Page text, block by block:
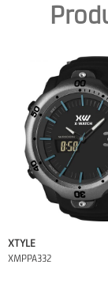
XTYLE
XMPPA332